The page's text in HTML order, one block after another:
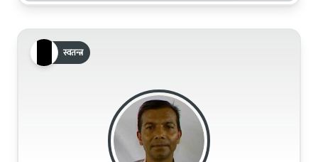
स्वतन्त्र